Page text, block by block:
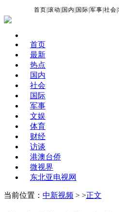
首页 |滚动 国内 国际 |军事 |社会 |
首页
最新
热点
国内
社会
国际
军事
文娱
体育
财经
访谈
港澳台侨
微视界
东北亚电视网
当前位置： 中新视频 > >正文